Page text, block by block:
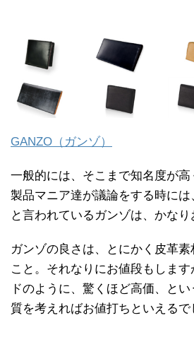
GANZO（ガンゾ）
一般的には、そこまで知名度が
製品マニア達が議論をする時に
と言われているガンゾは、かなり
ガンゾの良さは、とにかく皮革素
こと。それなりにお値段もしま
ドのように、驚くほど高価、とい
質を考えればお値打ちといえるで